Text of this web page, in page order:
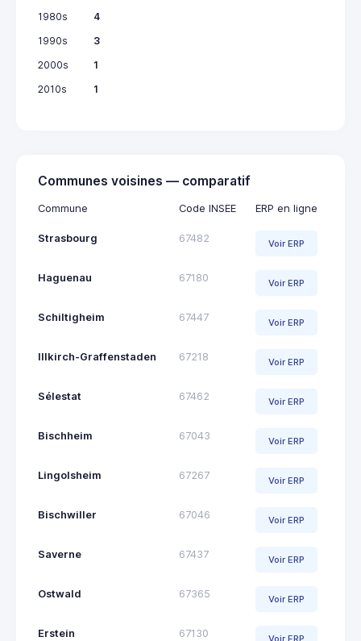
1980s
4
1990s
3
2000s
1
2010s
1
Communes voisines — comparatif
Commune Code INSEE ERP en ligne
Strasbourg 67482 Voir ERP
Haguenau 67180 Voir ERP
Schiltigheim 67447 Voir ERP
Illkirch-Graffenstaden 67218 Voir ERP
Sélestat 67462 Voir ERP
Bischheim 67043 Voir ERP
Lingolsheim 67267 Voir ERP
Bischwiller 67046 Voir ERP
Saverne 67437 Voir ERP
Ostwald 67365 Voir ERP
Erstein 67130 Voir ERP